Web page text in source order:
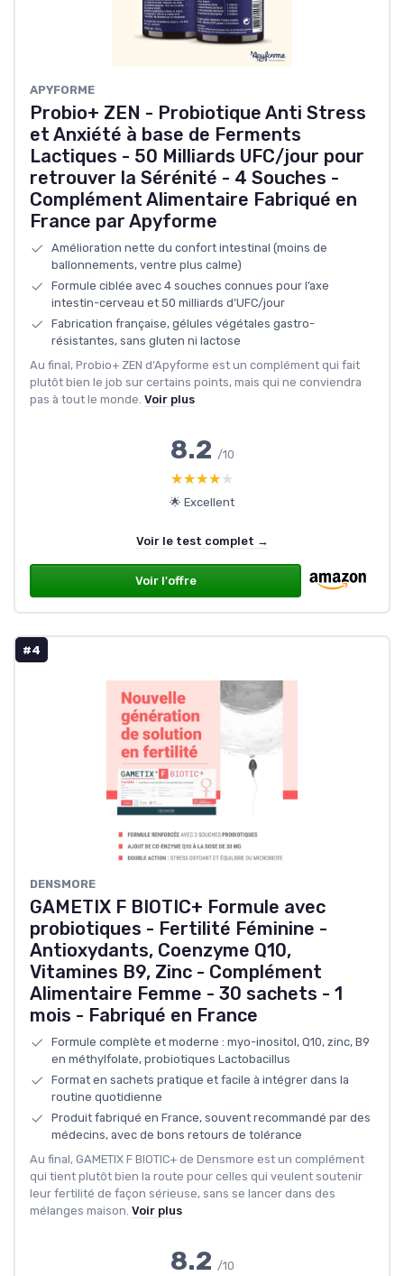
APYFORME
Probio+ ZEN - Probiotique Anti Stress
et Anxiété à base de Ferments
Lactiques - 50 Milliards UFC/jour pour
retrouver la Sérénité - 4 Souches -
Complément Alimentaire Fabriqué en
France par Apyforme
Amélioration nette du confort intestinal (moins de
ballonnements, ventre plus calme)
Formule ciblée avec 4 souches connues pour l’axe
intestin-cerveau et 50 milliards d’UFC/jour
Fabrication française, gélules végétales gastro-
résistantes, sans gluten ni lactose
Au final, Probio+ ZEN d’Apyforme est un complément qui fait
plutôt bien le job sur certains points, mais qui ne conviendra
pas à tout le monde. Voir plus
8.2 /10
★★★★★
★★★★★
🌟 Excellent
Voir le test complet →
Voir l'offre
#4
DENSMORE
GAMETIX F BIOTIC+ Formule avec
probiotiques - Fertilité Féminine -
Antioxydants, Coenzyme Q10,
Vitamines B9, Zinc - Complément
Alimentaire Femme - 30 sachets - 1
mois - Fabriqué en France
Formule complète et moderne : myo-inositol, Q10, zinc, B9
en méthylfolate, probiotiques Lactobacillus
Format en sachets pratique et facile à intégrer dans la
routine quotidienne
Produit fabriqué en France, souvent recommandé par des
médecins, avec de bons retours de tolérance
Au final, GAMETIX F BIOTIC+ de Densmore est un complément
qui tient plutôt bien la route pour celles qui veulent soutenir
leur fertilité de façon sérieuse, sans se lancer dans des
mélanges maison. Voir plus
8.2 /10